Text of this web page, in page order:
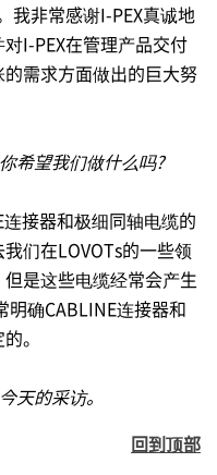
我非常感谢I-PEX真诚地
对I-PEX在管理产品交付
需求方面做出的巨大努
希望我们做什么吗?
接器和极细同轴电缆的
们在LOVOTs的一些领
是这些电缆经常会产生
明确CABLINE连接器和
。
天的采访。
回到顶部